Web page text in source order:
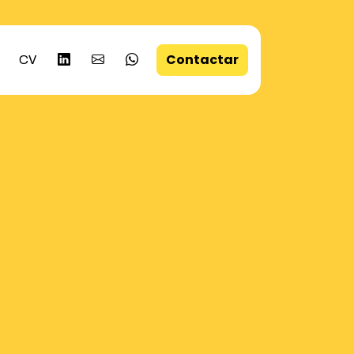
CV Contactar